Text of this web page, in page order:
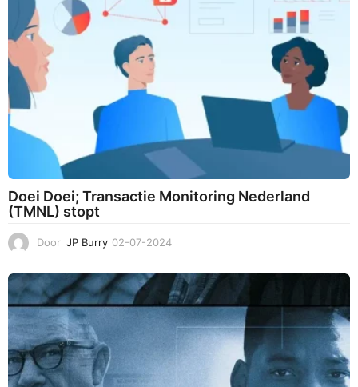
Doei Doei; Transactie Monitoring Nederland
(TMNL) stopt
Door JP Burry 02-07-2024
-
0
7
-